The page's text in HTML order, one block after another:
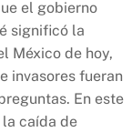
el gobierno
significó la
México de hoy,
invasores fueran
En este
caída de